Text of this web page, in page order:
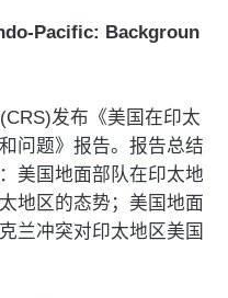
Pacific: Backgroun
发布《美国在印太
问题》报告。报告总结
美国地面部队在印太地
地区的态势；美国地面
兰冲突对印太地区美国